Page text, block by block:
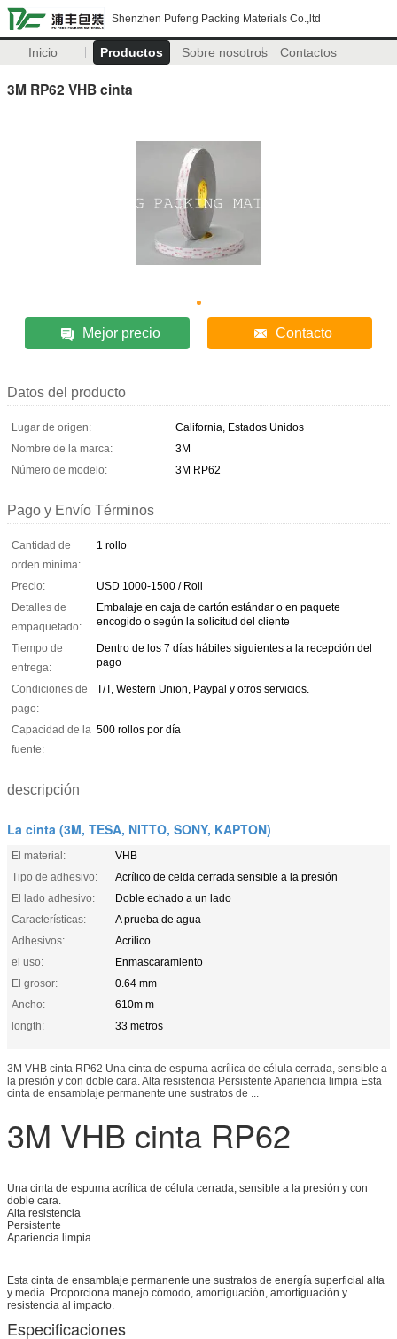
Shenzhen Pufeng Packing Materials Co.,ltd
Inicio Productos Sobre nosotros Contactos
3M RP62 VHB cinta
Mejor precio Contacto
Datos del producto
Lugar de origen:
California, Estados Unidos
Nombre de la marca:
3M
Número de modelo:
3M RP62
Pago y Envío Términos
Cantidad de
orden mínima:
1 rollo
Precio:
USD 1000-1500 / Roll
Detalles de
empaquetado:
Embalaje en caja de cartón estándar o en paquete
encogido o según la solicitud del cliente
Tiempo de
entrega:
Dentro de los 7 días hábiles siguientes a la recepción del
pago
Condiciones de
pago:
T/T, Western Union, Paypal y otros servicios.
Capacidad de la
fuente:
500 rollos por día
descripción
La cinta (3M, TESA, NITTO, SONY, KAPTON)
El material:
VHB
Tipo de adhesivo:
Acrílico de celda cerrada sensible a la presión
El lado adhesivo:
Doble echado a un lado
Características:
A prueba de agua
Adhesivos:
Acrílico
el uso:
Enmascaramiento
El grosor:
0.64 mm
Ancho:
610m m
longth:
33 metros
3M VHB cinta RP62 Una cinta de espuma acrílica de célula cerrada, sensible a
la presión y con doble cara. Alta resistencia Persistente Apariencia limpia Esta
cinta de ensamblaje permanente une sustratos de ...
3M VHB cinta RP62
Una cinta de espuma acrílica de célula cerrada, sensible a la presión y con
doble cara.
Alta resistencia
Persistente
Apariencia limpia
Esta cinta de ensamblaje permanente une sustratos de energía superficial alta
y media. Proporciona manejo cómodo, amortiguación, amortiguación y
resistencia al impacto.
Especificaciones